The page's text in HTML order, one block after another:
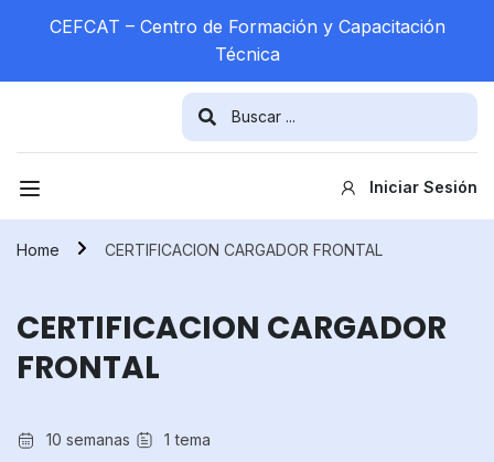
CEFCAT – Centro de Formación y Capacitación
Técnica
Iniciar Sesión
Home CERTIFICACION CARGADOR FRONTAL
CERTIFICACION CARGADOR
FRONTAL
10 semanas 1 tema